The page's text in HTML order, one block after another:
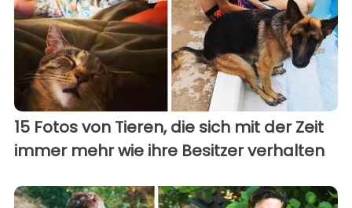
15 Fotos von Tieren, die sich mit der Zeit
immer mehr wie ihre Besitzer verhalten